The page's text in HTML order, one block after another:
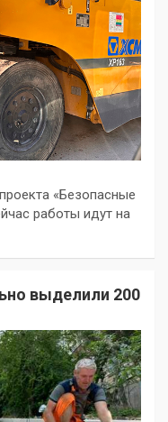
«Безопасные
работы идут на
выделили 200